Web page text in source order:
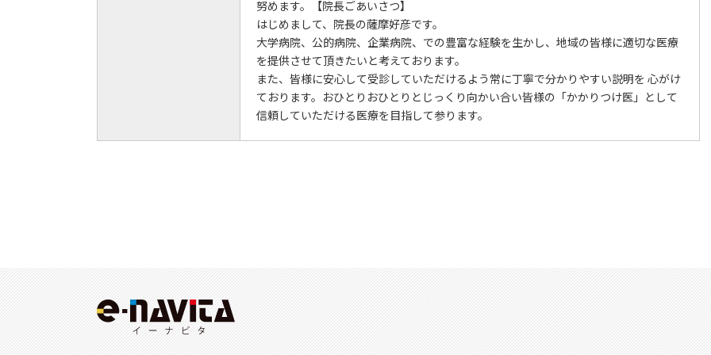
努めます。【院長ごあいさつ】
はじめまして、院長の薩摩好彦です。
大学病院、公的病院、企業病院、での豊富な経験を生かし、地域の皆様に適切な医療
を提供させて頂きたいと考えております。
また、皆様に安心して受診していただけるよう常に丁寧で分かりやすい説明を 心がけ
ております。おひとりおひとりとじっくり向かい合い皆様の「かかりつけ医」として
信頼していただける医療を目指して参ります。